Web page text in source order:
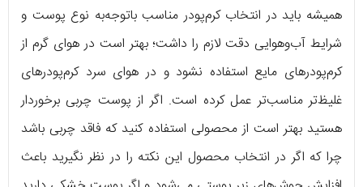
همیشه باید در انتخاب کرم‌پودر مناسب باتوجه‌به نوع پوست و
شرایط آب‌وهوایی دقت لازم را داشت؛ بهتر است در هوای گرم از
کرم‌پودرهای مایع استفاده نشود و در هوای سرد کرم‌پودرهای
غلیظ‌تر مناسب‌تر عمل کرده است. اگر از پوست چربی برخوردار
هستید بهتر است از محصولی استفاده کنید که فاقد چربی باشد
چرا که اگر در انتخاب محصول این نکته را در نظر نگیرید باعث